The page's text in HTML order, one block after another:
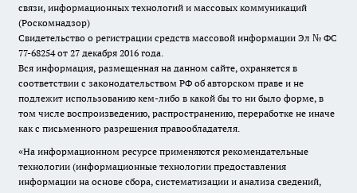
связи, информационных технологий и массовых коммуникаций
(Роскомнадзор)
Свидетельство о регистрации средств массовой информации Эл № ФС
77-68254 от 27 декабря 2016 года.
Вся информация, размещенная на данном сайте, охраняется в
соответствии с законодательством РФ об авторском праве и не
подлежит использованию кем-либо в какой бы то ни было форме, в
том числе воспроизведению, распространению, переработке не иначе
как с письменного разрешения правообладателя.
«На информационном ресурсе применяются рекомендательные
технологии (информационные технологии предоставления
информации на основе сбора, систематизации и анализа сведений,